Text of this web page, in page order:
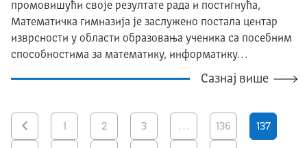
промовишући своје резултате рада и постигнућа,
Математичка гимназија је заслужено постала центар
изврсности у области образовања ученика са посебним
способностима за математику, информатику…
Сазнај више
1 2 3 … 136 137